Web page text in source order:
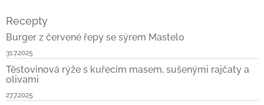
Recepty
Burger z červené řepy se sýrem Mastelo
31.7.2025
Těstovinová rýže s kuřecím masem, sušenými rajčaty a
olivami
27.7.2025